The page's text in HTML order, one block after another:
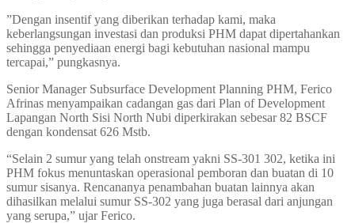
”Dengan insentif yang diberikan terhadap kami, maka
keberlangsungan investasi dan produksi PHM dapat dipertahankan
sehingga penyediaan energi bagi kebutuhan nasional mampu
tercapai,” pungkasnya.
Senior Manager Subsurface Development Planning PHM, Ferico
Afrinas menyampaikan cadangan gas dari Plan of Development
Lapangan North Sisi North Nubi diperkirakan sebesar 82 BSCF
dengan kondensat 626 Mstb.
“Selain 2 sumur yang telah onstream yakni SS-301 302, ketika ini
PHM fokus menuntaskan operasional pemboran dan buatan di 10
sumur sisanya. Rencananya penambahan buatan lainnya akan
dihasilkan melalui sumur SS-302 yang juga berasal dari anjungan
yang serupa,” ujar Ferico.